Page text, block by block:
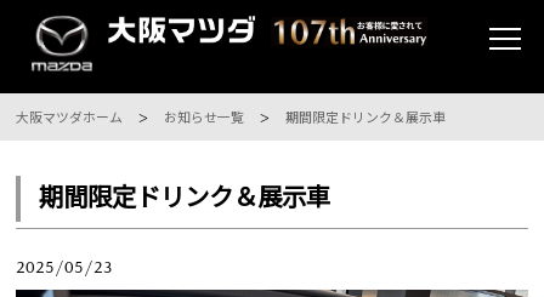
大阪マツダホーム お知らせ一覧 期間限定ドリンク＆展示車
期間限定ドリンク＆展示車
2025/05/23